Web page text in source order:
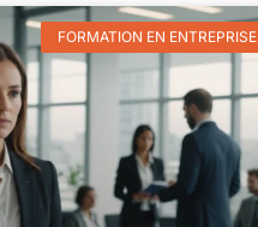
FORMATION EN ENTREPRISE